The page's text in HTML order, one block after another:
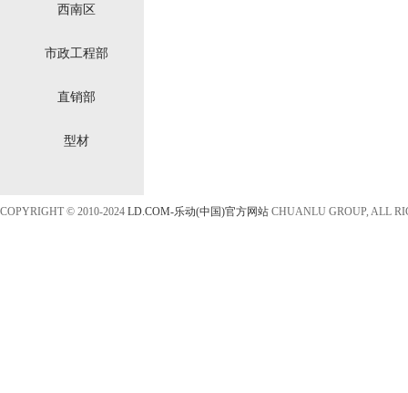
西南区
市政工程部
直销部
型材
COPYRIGHT © 2010-2024 LD.COM-乐动(中国)官方网站 CHUANLU GROUP, ALL